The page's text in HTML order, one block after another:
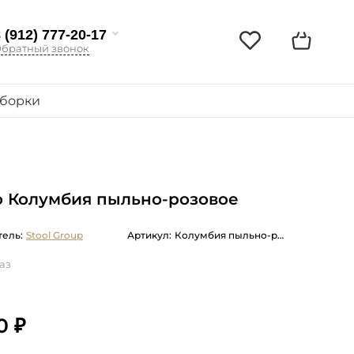
(912) 777-20-17
звонок
Колумбия пыльно-розовое
Stool Group Артикул: Колумбия пыльно-розовое мягкое обивка велюр
₽